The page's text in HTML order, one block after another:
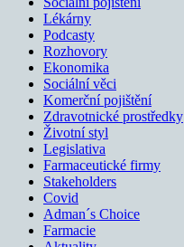
Lékárny
Podcasty
Rozhovory
Ekonomika
Sociální věci
Komerční pojištění
Zdravotnické prostředky
Životní styl
Legislativa
Farmaceutické firmy
Stakeholders
Covid
Adman´s Choice
Farmacie